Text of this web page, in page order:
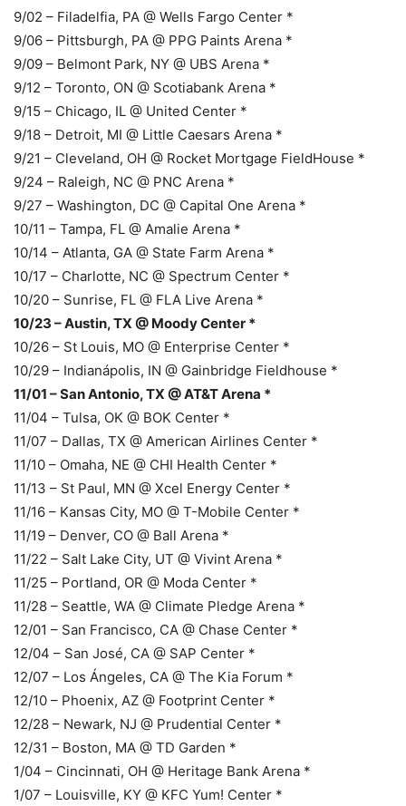
9/02 – Filadelfia, PA @ Wells Fargo Center *
9/06 – Pittsburgh, PA @ PPG Paints Arena *
9/09 – Belmont Park, NY @ UBS Arena *
9/12 – Toronto, ON @ Scotiabank Arena *
9/15 – Chicago, IL @ United Center *
9/18 – Detroit, MI @ Little Caesars Arena *
9/21 – Cleveland, OH @ Rocket Mortgage FieldHouse *
9/24 – Raleigh, NC @ PNC Arena *
9/27 – Washington, DC @ Capital One Arena *
10/11 – Tampa, FL @ Amalie Arena *
10/14 – Atlanta, GA @ State Farm Arena *
10/17 – Charlotte, NC @ Spectrum Center *
10/20 – Sunrise, FL @ FLA Live Arena *
10/23 – Austin, TX @ Moody Center *
10/26 – St Louis, MO @ Enterprise Center *
10/29 – Indianápolis, IN @ Gainbridge Fieldhouse *
11/01 – San Antonio, TX @ AT&T Arena *
11/04 – Tulsa, OK @ BOK Center *
11/07 – Dallas, TX @ American Airlines Center *
11/10 – Omaha, NE @ CHI Health Center *
11/13 – St Paul, MN @ Xcel Energy Center *
11/16 – Kansas City, MO @ T-Mobile Center *
11/19 – Denver, CO @ Ball Arena *
11/22 – Salt Lake City, UT @ Vivint Arena *
11/25 – Portland, OR @ Moda Center *
11/28 – Seattle, WA @ Climate Pledge Arena *
12/01 – San Francisco, CA @ Chase Center *
12/04 – San José, CA @ SAP Center *
12/07 – Los Ángeles, CA @ The Kia Forum *
12/10 – Phoenix, AZ @ Footprint Center *
12/28 – Newark, NJ @ Prudential Center *
12/31 – Boston, MA @ TD Garden *
1/04 – Cincinnati, OH @ Heritage Bank Arena *
1/07 – Louisville, KY @ KFC Yum! Center *